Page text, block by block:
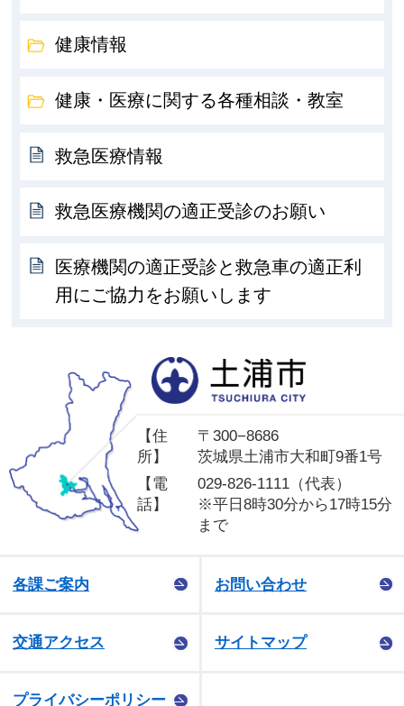
健康情報
健康・医療に関する各種相談・教室
救急医療情報
救急医療機関の適正受診のお願い
医療機関の適正受診と救急車の適正利
用にご協力をお願いします
【住
所】
〒300−8686
茨城県土浦市大和町9番1号
【電
話】
029-826-1111（代表）
※平日8時30分から17時15分
まで
各課ご案内 お問い合わせ
交通アクセス サイトマップ
プライバシーポリシー